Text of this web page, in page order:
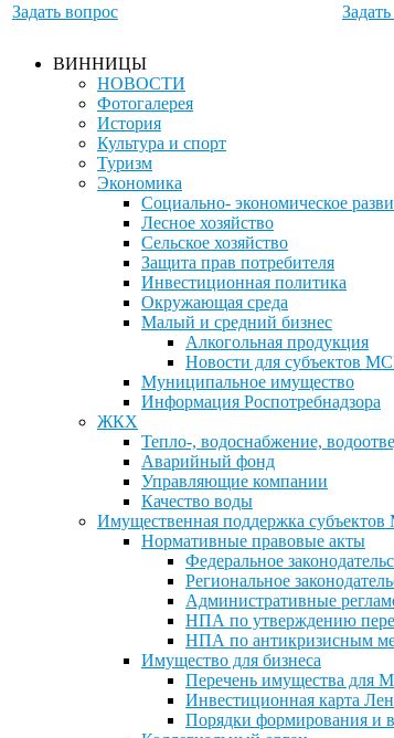
Задать вопрос
ВИННИЦЫ
НОВОСТИ
Фотогалерея
История
Культура и спорт
Туризм
Экономика
Социально- экономическое
Лесное хозяйство
Сельское хозяйство
Защита прав потребителя
Инвестиционная политика
Окружающая среда
Малый и средний бизнес
Алкогольная продукция
Новости для субъектов
Муниципальное имущество
Информация Роспотребнадзора
ЖКХ
Тепло-, водоснабжение,
Аварийный фонд
Управляющие компании
Качество воды
Имущественная поддержка
Нормативные правовые акты
Федеральное
Региональное
Административные
НПА по утверждению
НПА по антикризисным
Имущество для бизнеса
Перечень имущества для
Инвестиционная карта
Порядки формирования и